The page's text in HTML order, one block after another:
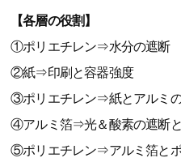
【各層の役割】
①ポリエチレン⇒水分の遮断
②紙⇒印刷と容器強度
③ポリエチレン⇒紙とアルミ
④アルミ箔⇒光＆酸素の遮断
⑤ポリエチレン⇒アルミ箔と